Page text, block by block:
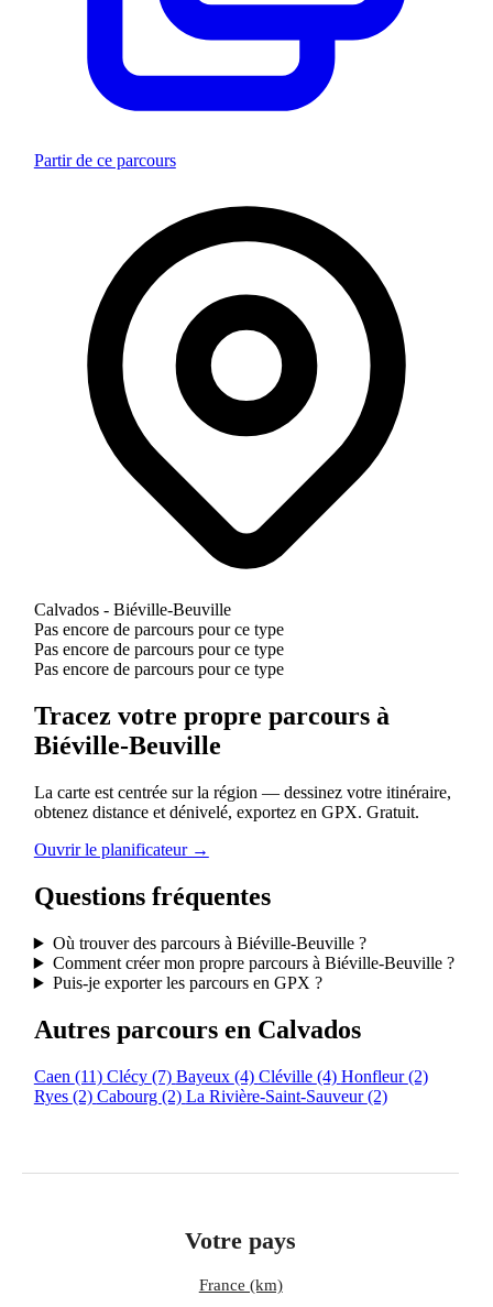
Partir de ce parcours
Calvados - Biéville-Beuville
Pas encore de parcours pour ce type
Pas encore de parcours pour ce type
Pas encore de parcours pour ce type
Tracez votre propre parcours à
Biéville-Beuville
La carte est centrée sur la région — dessinez votre itinéraire,
obtenez distance et dénivelé, exportez en GPX. Gratuit.
Ouvrir le planificateur →
Questions fréquentes
Où trouver des parcours à Biéville-Beuville ?
Comment créer mon propre parcours à Biéville-Beuville ?
Puis-je exporter les parcours en GPX ?
Autres parcours en Calvados
Caen (11) Clécy (7) Bayeux (4) Cléville (4) Honfleur(2)
Ryes (2) Cabourg (2) La Rivière-Saint-Sauveur(2)
Votre pays
France (km)